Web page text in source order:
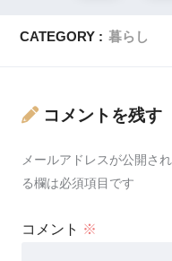
CATEGORY : 暮らし
コメントを残す
メールアドレスが公開さ
る欄は必須項目です
コメント ※